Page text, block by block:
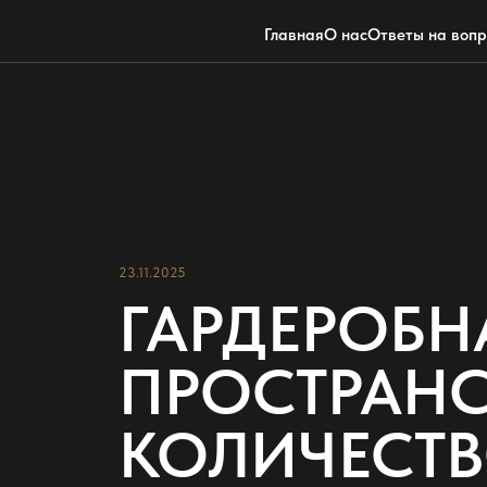
ГлавнаяО насОтветы на
23.11.2025